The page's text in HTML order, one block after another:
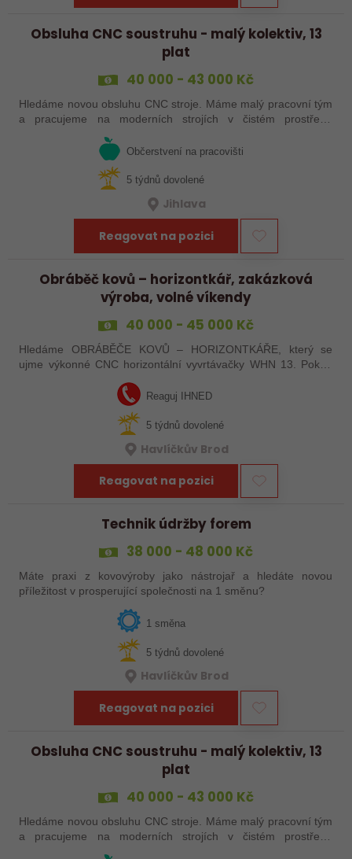
Obsluha CNC soustruhu - malý kolektiv, 13
plat
40 000 - 43 000 Kč
Hledáme novou obsluhu CNC stroje. Máme malý pracovní tým
a pracujeme na moderních strojích v čistém prostředí.
Pracovistě cca 5 km od Jihlavy = ŘP sk.B .
Občerstvení na pracovišti
5 týdnů dovolené
Jihlava
Reagovat na pozici
Obráběč kovů – horizontkář, zakázková
výroba, volné víkendy
40 000 - 45 000 Kč
Hledáme OBRÁBĚČE KOVŮ – HORIZONTKÁŘE, který se
ujme výkonné CNC horizontální vyvrtávačky WHN 13. Pokud
Heindenhain, tak jste pro nás ideální kandidát…
Reaguj IHNED
5 týdnů dovolené
Havlíčkův Brod
Reagovat na pozici
Technik údržby forem
38 000 - 48 000 Kč
Máte praxi z kovovýroby jako nástrojař a hledáte novou
příležitost v prosperující společnosti na 1 směnu?
1 směna
5 týdnů dovolené
Havlíčkův Brod
Reagovat na pozici
Obsluha CNC soustruhu - malý kolektiv, 13
plat
40 000 - 43 000 Kč
Hledáme novou obsluhu CNC stroje. Máme malý pracovní tým
a pracujeme na moderních strojích v čistém prostředí.